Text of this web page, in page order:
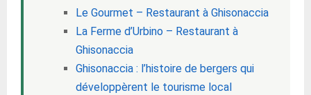
Le Gourmet – Restaurant à Ghisonaccia
La Ferme d’Urbino – Restaurant à
Ghisonaccia
Ghisonaccia : l’histoire de bergers qui
développèrent le tourisme local